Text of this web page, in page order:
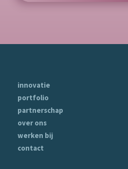
innovatie
portfolio
partnerschap
over ons
werken bij
contact